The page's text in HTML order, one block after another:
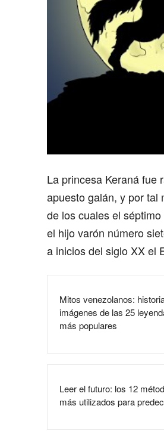
La princesa Keraná fue
apuesto galán, y por tal
de los cuales el
el hijo varón número
a inicios del siglo XX el
Mitos venezolanos:
imágenes de las 25
más populares
Leer el futuro: los 12
más utilizados para